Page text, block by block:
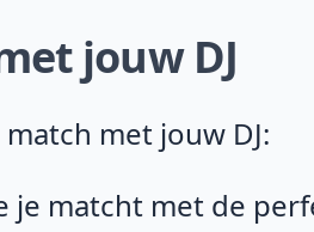
jouw DJ
met jouw DJ:
matcht met de